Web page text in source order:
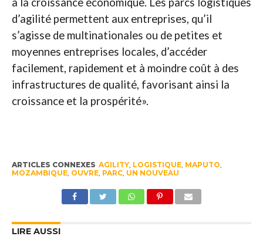
d’agilité permettent aux entreprises, qu’il
s’agisse de multinationales ou de petites et
moyennes entreprises locales, d’accéder
facilement, rapidement et à moindre coût à des
infrastructures de qualité, favorisant ainsi la
croissance et la prospérité».
ARTICLES CONNEXES AGILITY, LOGISTIQUE, MAPUTO
MOZAMBIQUE, OUVRE, PARC, UN NOUVEAU
LIRE AUSSI